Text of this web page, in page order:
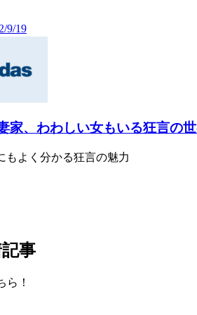
9/19
家、わわしい女もいる狂言の
もよく分かる狂言の魅力
事
ら！